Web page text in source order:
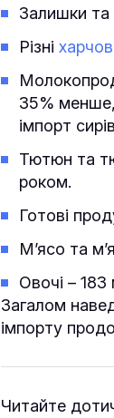
Залишки та
Різні
35% менше,
імпорт
Тютюн та
роком.
Готові
М’ясо та
Овочі –
Загалом
імпорту
Читайте